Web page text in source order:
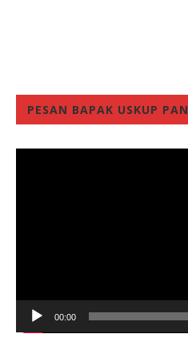
PESAN BAPAK USKUP
00:00